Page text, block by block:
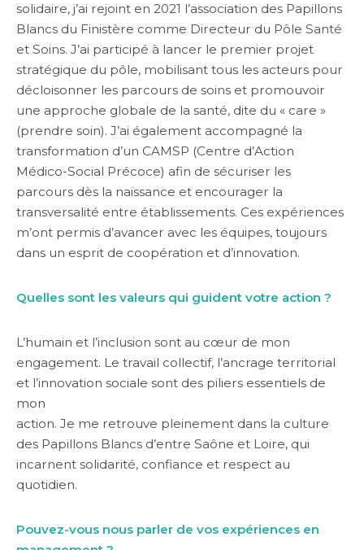
solidaire, j’ai rejoint en 2021 l’association des Papillons
Blancs du Finistère comme Directeur du Pôle Santé
et Soins. J’ai participé à lancer le premier projet
stratégique du pôle, mobilisant tous les acteurs pour
décloisonner les parcours de soins et promouvoir
une approche globale de la santé, dite du « care »
(prendre soin). J’ai également accompagné la
transformation d’un CAMSP (Centre d’Action
Médico-Social Précoce) afin de sécuriser les
parcours dès la naissance et encourager la
transversalité entre établissements. Ces expériences
m’ont permis d’avancer avec les équipes, toujours
dans un esprit de coopération et d’innovation.
Quelles sont les valeurs qui guident votre action ?
L’humain et l’inclusion sont au cœur de mon
engagement. Le travail collectif, l’ancrage territorial
et l’innovation sociale sont des piliers essentiels de
mon
action. Je me retrouve pleinement dans la culture
des Papillons Blancs d’entre Saône et Loire, qui
incarnent solidarité, confiance et respect au
quotidien.
Pouvez-vous nous parler de vos expériences en